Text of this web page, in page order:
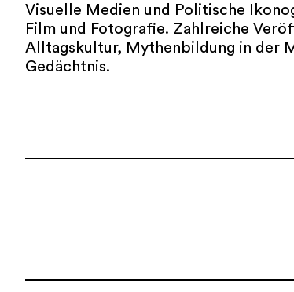
Visuelle Medien und Politische
Film und Fotografie. Zahlreiche
Alltagskultur, Mythenbildung in der
Gedächtnis.